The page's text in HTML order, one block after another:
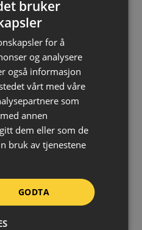
ved påføring
av parkeringsplasser,
skoler, lekeplasser
like godt på behandlet
Pervacos
produkt og tillegg på
da eventuelt bli
pris.
bruker
for å
og analysere
også informasjon
vårt med våre
som
annen
dem eller som de
bruk av tjenestene
GODTA